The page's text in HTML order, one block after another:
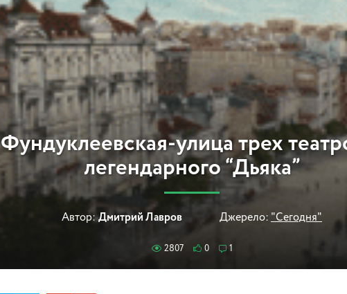
Фундуклеевская-улица трех
легендарного “Дьяка”
Автор: Дмитрий Лавров Джерело: "Сегодня"
2807 0 1